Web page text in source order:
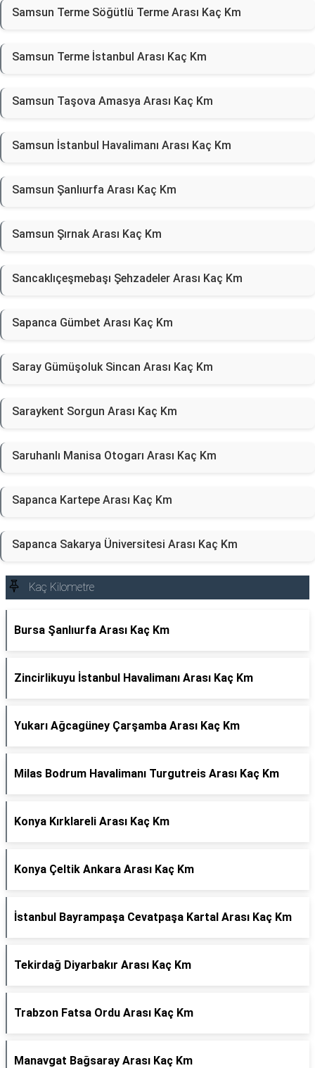
Samsun Terme Söğütlü Terme Arası Kaç Km
Samsun Terme İstanbul Arası Kaç Km
Samsun Taşova Amasya Arası Kaç Km
Samsun İstanbul Havalimanı Arası Kaç Km
Samsun Şanlıurfa Arası Kaç Km
Samsun Şırnak Arası Kaç Km
Sancaklıçeşmebaşı Şehzadeler Arası Kaç Km
Sapanca Gümbet Arası Kaç Km
Saray Gümüşoluk Sincan Arası Kaç Km
Saraykent Sorgun Arası Kaç Km
Saruhanlı Manisa Otogarı Arası Kaç Km
Sapanca Kartepe Arası Kaç Km
Sapanca Sakarya Üniversitesi Arası Kaç Km
Kaç Kilometre
Bursa Şanlıurfa Arası Kaç Km
Zincirlikuyu İstanbul Havalimanı Arası Kaç Km
Yukarı Ağcagüney Çarşamba Arası Kaç Km
Milas Bodrum Havalimanı Turgutreis Arası Kaç Km
Konya Kırklareli Arası Kaç Km
Konya Çeltik Ankara Arası Kaç Km
İstanbul Bayrampaşa Cevatpaşa Kartal Arası Kaç Km
Tekirdağ Diyarbakır Arası Kaç Km
Trabzon Fatsa Ordu Arası Kaç Km
Manavgat Bağsaray Arası Kaç Km